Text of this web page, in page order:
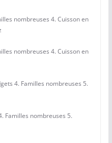
nombreuses 4. Cuisson en
nombreuses 4. Cuisson en
4. Familles nombreuses 5.
Familles nombreuses 5.